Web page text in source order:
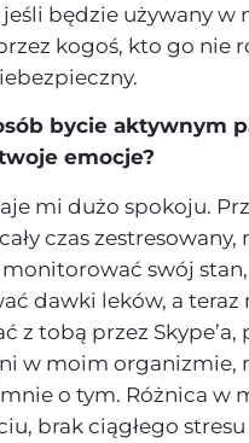
jeśli będzie używany
kogoś, kto go nie
bycie aktywnym
emocje?
mi dużo spokoju.
czas zestresowany,
swój
dawki leków, a
z tobą przez Skype’a,
w moim organizmie,
o tym. Różnica w
brak ciągłego